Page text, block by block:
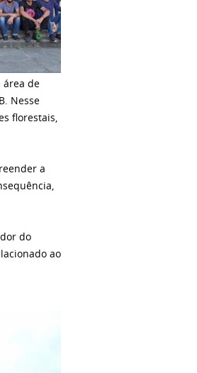
área de
Nesse
florestais,
a
do
ao